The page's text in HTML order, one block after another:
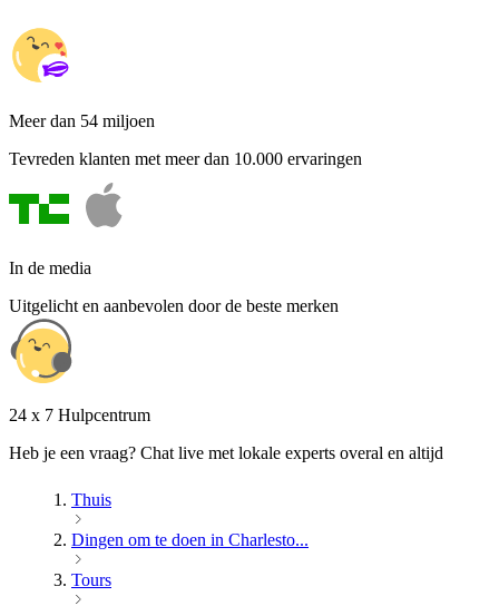
Meer dan 54 miljoen
Tevreden klanten met meer dan 10.000 ervaringen
In de media
Uitgelicht en aanbevolen door de beste merken
24 x 7 Hulpcentrum
Heb je een vraag? Chat live met lokale experts overal en altijd
Thuis
Dingen om te doen in Charlesto...
Tours